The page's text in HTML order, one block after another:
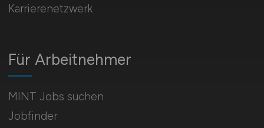
Für Arbeitnehmer
MINT Jobs suchen
Jobfinder
Karrierenetzwerk